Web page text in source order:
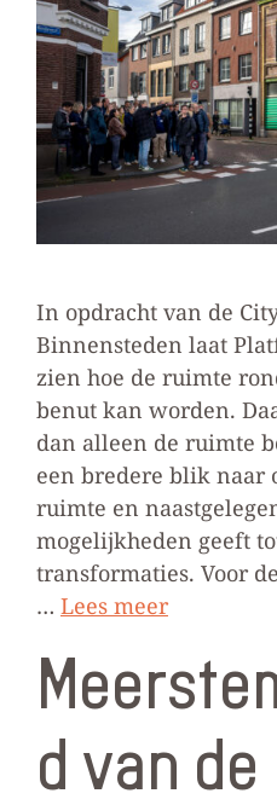
In opdracht van de
Binnensteden laat
zien hoe de ruimte
benut kan worden.
dan alleen de ruimte
een bredere blik naar
ruimte en
mogelijkheden geeft
transformaties. Voor
… Lees meer
d van de